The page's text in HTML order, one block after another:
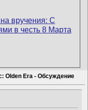
Olden Era - Обсуждение